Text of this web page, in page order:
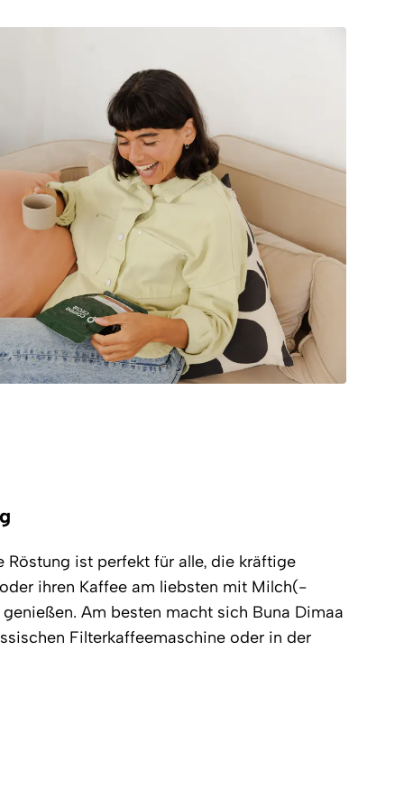
Röstung ist perfekt für alle, die kräftige
ihren Kaffee am liebsten mit Milch(-
Am besten macht sich Buna Dimaa
Filterkaffeemaschine oder in der